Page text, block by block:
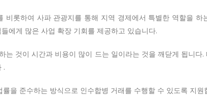
롯하여 사파 관광지를 통해 지역 경제에서 특별한 역할을 하
에게 많은 사업 확장 기회를 제공하고 있습니다.
것이 시간과 비용이 많이 드는 일이라는 것을 깨닫게 됩니다
.
을 준수하는 방식으로 인수합병 거래를 수행할 수 있도록 지원